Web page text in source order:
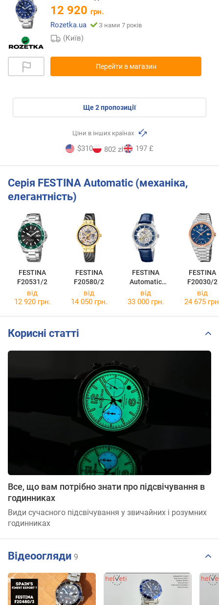
12 920 грн.
Rozetka.ua
З нами 7 років
(Київ)
Перейти в магазин
ще2пропозиції
Ціни в інших країнах
$310 802 zł 197 £
Серія FESTINA Automatic (механіка,
елегантність)
FESTINA
F20531/2
FESTINA
F20580/2
FESTINA
Automatic
F20095/2
FESTINA
F20030/2
від
12 920 грн.
від
14 050 грн.
від
33 000 грн.
від
24 675
Корисні статті
Все, що вам потрібно знати про підсвічування в
годинниках
Види сучасного підсвічування у звичайних і розумних
годинниках
Відеоогляди 9